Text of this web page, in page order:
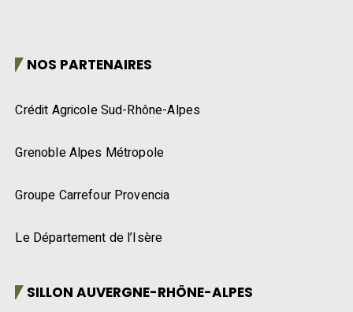
NOS PARTENAIRES
Crédit Agricole Sud-Rhône-Alpes
Grenoble Alpes Métropole
Groupe Carrefour Provencia
Le Département de l’Isère
SILLON AUVERGNE-RHÔNE-ALPES